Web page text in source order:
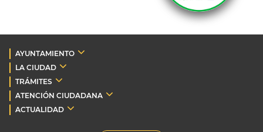
AYUNTAMIENTO
LA CIUDAD
TRÁMITES
ATENCIÓN CIUDADANA
ACTUALIDAD